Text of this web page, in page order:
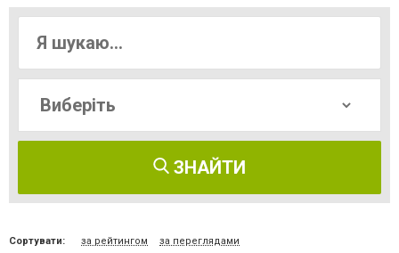
ЗНАЙТИ
Сортувати: за рейтингом за переглядами